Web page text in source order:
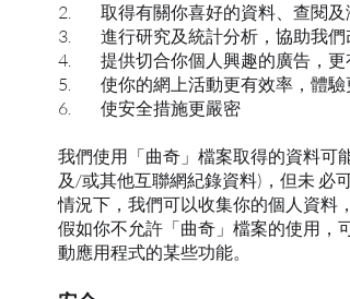
2. 取得有關你喜好的資料、查閱及
3. 進行研究及統計分析，協助我們
4. 提供切合你個人興趣的廣告，更
5. 使你的網上活動更有效率，體
6. 使安全措施更嚴密
我們使用「曲奇」檔案取得的資料可
及/或其他互聯網紀錄資料)，但未 必
情況下，我們可以收集你的個人資料
假如你不允許「曲奇」檔案的使用，
動應用程式的某些功能。